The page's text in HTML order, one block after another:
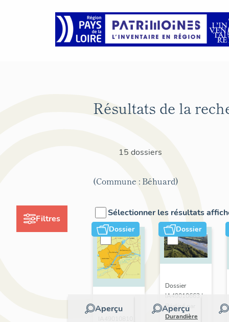
Filtres
Résultats de la
15 dossiers
(Commune : Béhuard)
Sélectionner les résultats
Dossier
Aperçu
Dossier
Dossier
Aperçu
Dossier
IA49010663 |
Réalisé par
Durandière